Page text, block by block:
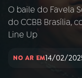
01
O baile do Favela
do CCBB Brasília,
Line Up
NO AR EM14/02/